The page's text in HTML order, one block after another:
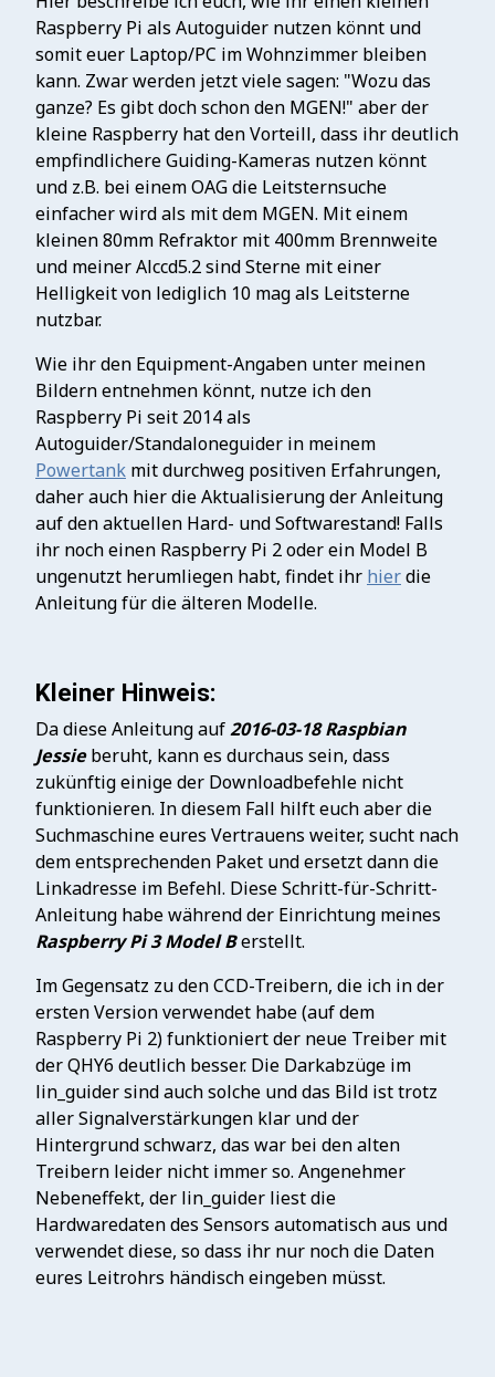
Raspberry Pi als Autoguider nutzen könnt und
somit euer Laptop/PC im Wohnzimmer bleiben
kann. Zwar werden jetzt viele sagen: "Wozu das
ganze? Es gibt doch schon den MGEN!" aber der
kleine Raspberry hat den Vorteill, dass ihr deutlich
empfindlichere Guiding-Kameras nutzen könnt
und z.B. bei einem OAG die Leitsternsuche
einfacher wird als mit dem MGEN. Mit einem
kleinen 80mm Refraktor mit 400mm Brennweite
und meiner Alccd5.2 sind Sterne mit einer
Helligkeit von lediglich 10 mag als Leitsterne
nutzbar.
Wie ihr den Equipment-Angaben unter meinen
Bildern entnehmen könnt, nutze ich den
Raspberry Pi seit 2014 als
Autoguider/Standaloneguider in meinem
Powertank mit durchweg positiven Erfahrungen,
daher auch hier die Aktualisierung der Anleitung
auf den aktuellen Hard- und Softwarestand! Falls
ihr noch einen Raspberry Pi 2 oder ein Model B
ungenutzt herumliegen habt, findet ihr hierdie
Anleitung für die älteren Modelle.
Kleiner Hinweis:
Da diese Anleitung auf2016-03-18 Raspbian
Jessieberuht, kann es durchaus sein, dass
zukünftig einige der Downloadbefehle nicht
funktionieren. In diesem Fall hilft euch aber die
Suchmaschine eures Vertrauens weiter, sucht nach
dem entsprechenden Paket und ersetzt dann die
Linkadresse im Befehl. Diese Schritt-für-Schritt-
Anleitung habe während der Einrichtung meines
Raspberry Pi 3 Model Berstellt.
Im Gegensatz zu den CCD-Treibern, die ich in der
ersten Version verwendet habe (auf dem
Raspberry Pi 2) funktioniert der neue Treiber mit
der QHY6 deutlich besser. Die Darkabzüge im
lin_guider sind auch solche und das Bild ist trotz
aller Signalverstärkungen klar und der
Hintergrund schwarz, das war bei den alten
Treibern leider nicht immer so. Angenehmer
Nebeneffekt, der lin_guider liest die
Hardwaredaten des Sensors automatisch aus und
verwendet diese, so dass ihr nur noch die Daten
eures Leitrohrs händisch eingeben müsst.